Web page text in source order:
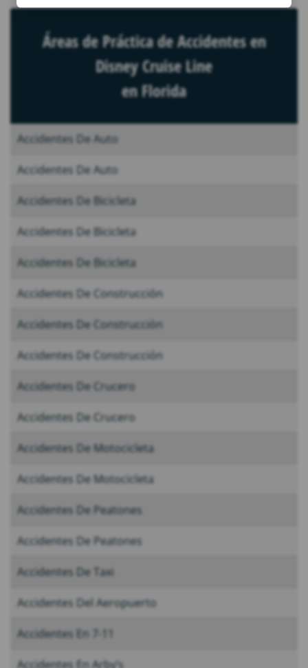
Áreas de Práctica de Accidentes en
Disney Cruise Line
en Florida
Accidentes De Auto
Accidentes De Auto
Accidentes De Bicicleta
Accidentes De Bicicleta
Accidentes De Bicicleta
Accidentes De Construcción
Accidentes De Construcción
Accidentes De Construcción
Accidentes De Crucero
Accidentes De Crucero
Accidentes De Motocicleta
Accidentes De Motocicleta
Accidentes De Peatones
Accidentes De Peatones
Accidentes De Taxi
Accidentes Del Aeropuerto
Accidentes En 7-11
Accidentes En Arby’s